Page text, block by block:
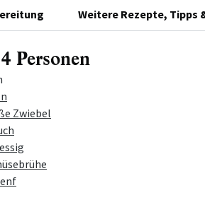
Weitere Rezepte, Tipps
Personen
Zwiebel